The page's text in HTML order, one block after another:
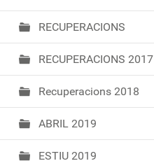
RECUPERACIONS
RECUPERACIONS 2017
Recuperacions 2018
ABRIL 2019
ESTIU 2019